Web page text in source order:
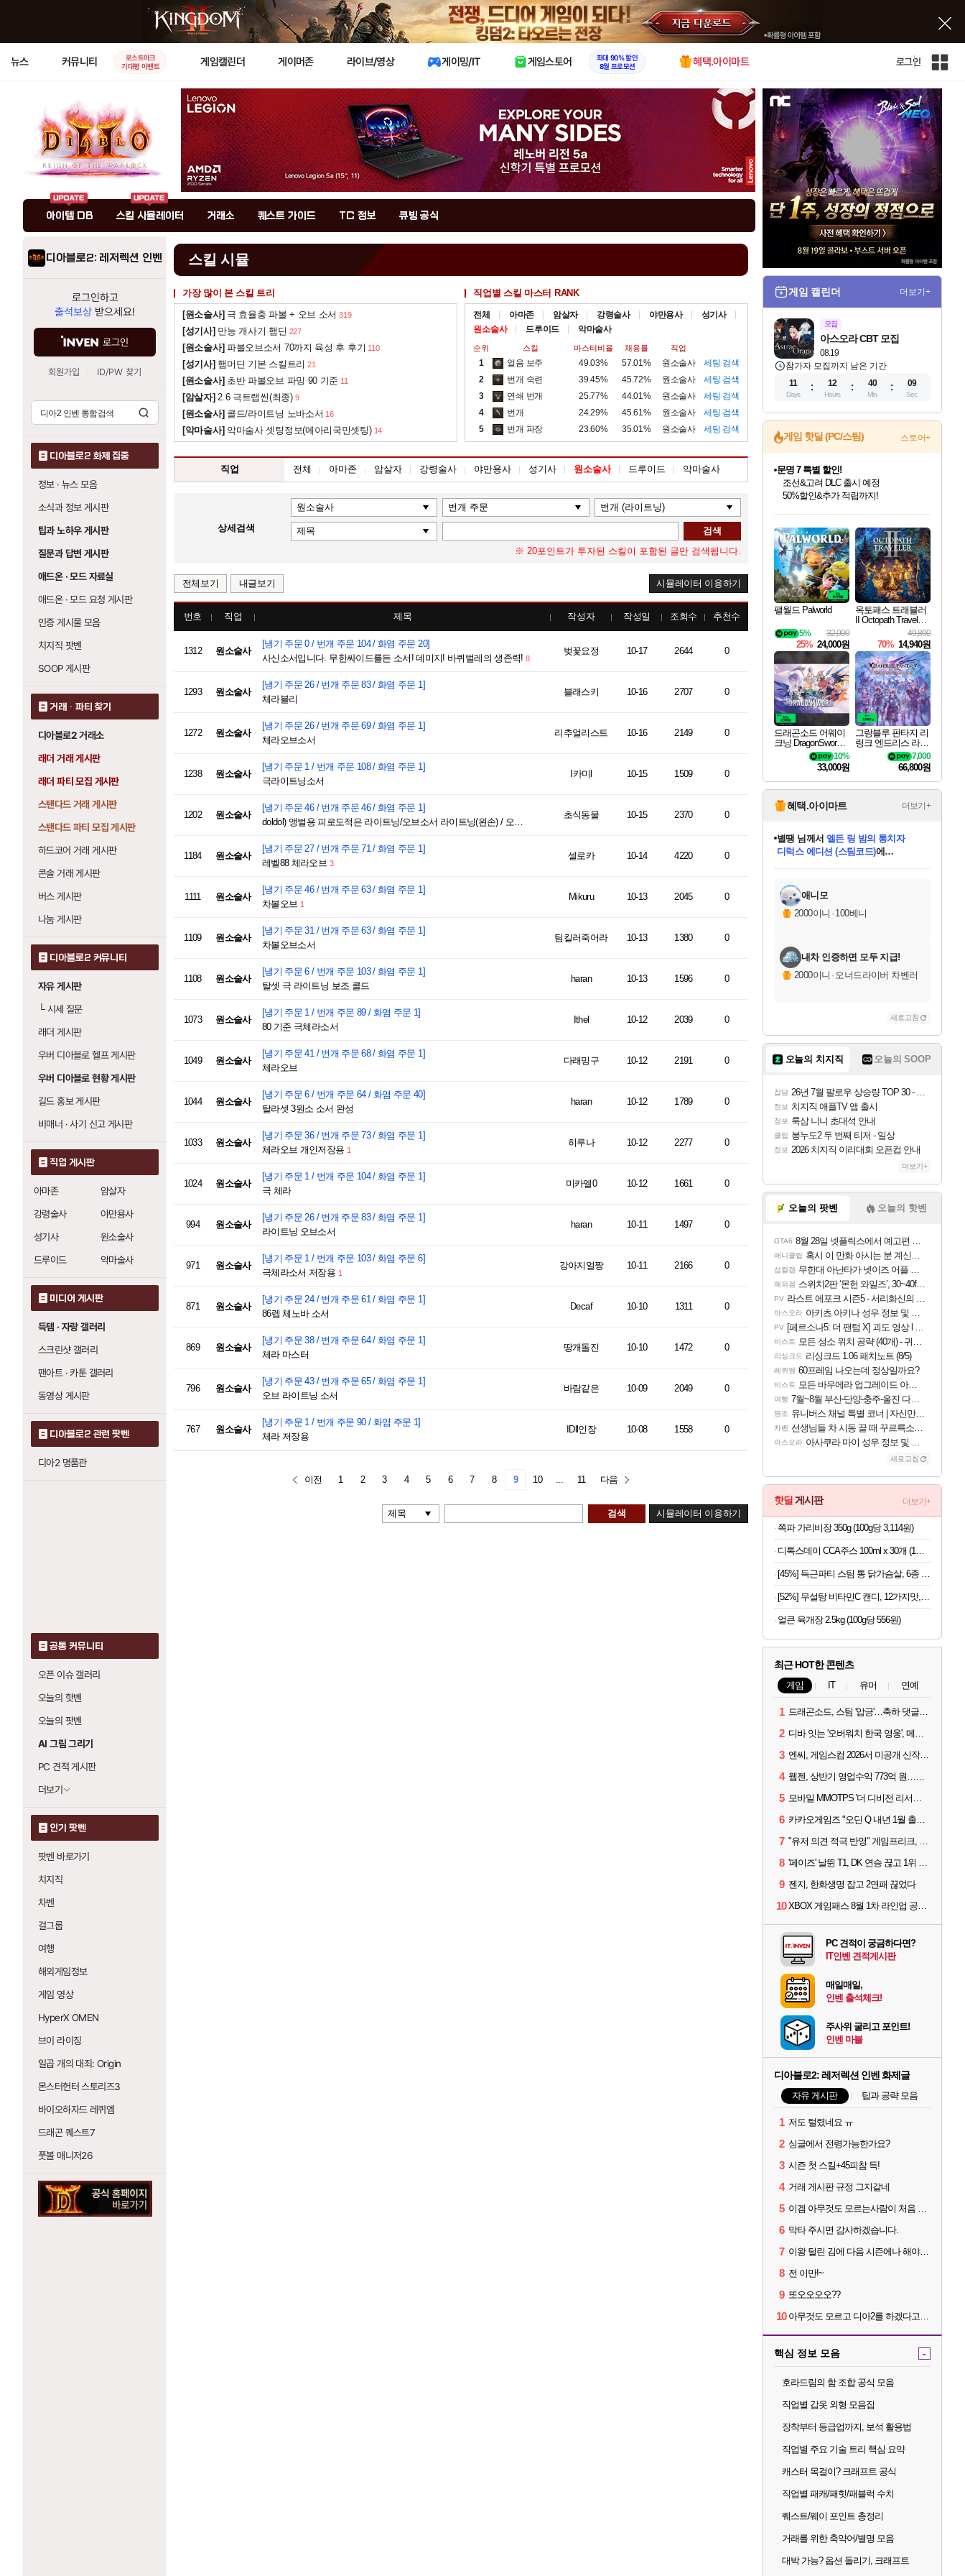
X
뉴스 커뮤니티
로스트아크
기대평 이벤트
게임캘린더 게이머존 라이브/영상 게이밍/IT 게임스토어
최대 90% 할인
8월 프로모션
혜택.아이마트 로그인
인
전
체
사
아이템 DB 스킬 시뮬레이터 거래소 퀘스트 가이드 TC 정보 큐빙 공식
디아블로2: 레저렉션 인벤
로그인하고
출석보상 받으세요!
로그인
회원가입 ID/PW 찾기
디아블로2 화제 집중
정보 · 뉴스 모음
소식과 정보 게시판
팁과 노하우 게시판
질문과 답변 게시판
애드온 · 모드 자료실
애드온 · 모드 요청 게시판
인증 게시물 모음
치지직 팟벤
SOOP 게시판
거래 · 파티 찾기
디아블로2 거래소
래더 거래 게시판
래더 파티 모집 게시판
스탠다드 거래 게시판
스탠다드 파티 모집 게시판
하드코어 거래 게시판
콘솔 거래 게시판
버스 게시판
나눔 게시판
디아블로2 커뮤니티
자유 게시판
└시세 질문
래더 게시판
우버 디아블로 헬프 게시판
우버 디아블로 현황 게시판
길드 홍보 게시판
비매너 · 사기 신고 게시판
직업 게시판
아마존
암살자
강령술사
야만용사
성기사
원소술사
드루이드
악마술사
미디어 게시판
득템 · 자랑 갤러리
스크린샷 갤러리
팬아트 · 카툰 갤러리
동영상 게시판
디아블로2 관련 팟벤
디아2 명품관
공통 커뮤니티
오픈 이슈 갤러리
오늘의 핫벤
오늘의 팟벤
AI 그림 그리기
PC 견적 게시판
더보기
인기 팟벤
팟벤 바로가기
치지직
차벤
걸그룹
여행
해외게임정보
게임 영상
HyperX OMEN
브이 라이징
일곱 개의 대죄: Origin
몬스터헌터 스토리즈3
바이오하자드 레퀴엠
드래곤 퀘스트7
풋볼 매니저26
스킬 시뮬
가장 많이 본 스킬 트리
[원소술사] 극 효율충 파볼 + 오브 소서 319
[성기사] 만능 개사기 햄딘 227
[원소술사] 파볼오브소서 70까지 육성 후 후기 110
[성기사] 햄머딘 기본 스킬트리 21
[원소술사] 초반 파볼오브 파밍 90 기준 11
[암살자] 2.6 극트랩씬(최종) 9
[원소술사] 콜드/라이트닝 노바소서 16
[악마술사] 악마술사 셋팅정보(메아리국민셋팅) 14
직업별 스킬 마스터 RANK
전체 아마존 암살자 강령술사 야만용사
성기사
원소술사
드루이드 악마술사
순위 스킬 마스터비율 채용률 직업
1 얼음 보주 49.03% 57.01% 원소술사 세팅 검색
2
번개 숙련 39.45% 45.72% 원소술사 세팅 검색
3
연쇄 번개 25.77% 44.01% 원소술사 세팅 검색
4
번개 24.29% 45.61% 원소술사 세팅 검색
5
번개 파장 23.60% 35.01% 원소술사 세팅 검색
직업 전체 아마존 암살자 강령술사 야만용사 성기사 원소술사 드루이드 악마술사
상세검색
검색
※ 20포인트가 투자된 스킬이 포함된 글만 검색됩니다.
전체보기 내글보기 시뮬레이터 이용하기
번호 직업 제목 작성자 작성일 조회수 추천수
1312 원소술사
[냉기 주문 0 / 번개 주문 104 / 화염 주문 20]
사신소서입니다. 무한싸이드를든 소서! 데미지! 바퀴벌레의 생존력! 8
벚꽃요정 10-17 2644 0
1293 원소술사
[냉기 주문 26 / 번개 주문 83 / 화염 주문 1]
체라블리
블래스키 10-16 2707 0
1272 원소술사
[냉기 주문 26 / 번개 주문 69 / 화염 주문 1]
체라오브소서
리추얼리스트 10-16 2149 0
1238 원소술사
[냉기 주문 1 / 번개 주문 108 / 화염 주문 1]
극라이트닝소서
I카미l 10-15 1509 0
1202 원소술사
[냉기 주문 46 / 번개 주문 46 / 화염 주문 1]
doldol) 앵벌용 피로도적은 라이트닝/오브소서 라이트닝(왼손) / 오브(오른손)
초식동물 10-15 2370 0
1184 원소술사
[냉기 주문 27 / 번개 주문 71 / 화염 주문 1]
레벨88 체라오브 3
셀로카 10-14 4220 0
1111 원소술사
[냉기 주문 46 / 번개 주문 63 / 화염 주문 1]
차볼오브 1
Mikuru 10-13 2045 0
1109 원소술사
[냉기 주문 31 / 번개 주문 63 / 화염 주문 1]
차볼오브소서
팀킬러죽어라 10-13 1380 0
1108 원소술사
[냉기 주문 6 / 번개 주문 103 / 화염 주문 1]
탈셋 극 라이트닝 보조 콜드
haran 10-13 1596 0
1073 원소술사
[냉기 주문 1 / 번개 주문 89 / 화염 주문 1]
80 기준 극체라소서
Ithel 10-12 2039 0
1049 원소술사
[냉기 주문 41 / 번개 주문 68 / 화염 주문 1]
체라오브
다래밍구 10-12 2191 0
1044 원소술사
[냉기 주문 6 / 번개 주문 64 / 화염 주문 40]
탈라셋 3원소 소서 완성
haran 10-12 1789 0
1033 원소술사
[냉기 주문 36 / 번개 주문 73 / 화염 주문 1]
체라오브 개인저장용 1
히루나 10-12 2277 0
1024 원소술사
[냉기 주문 1 / 번개 주문 104 / 화염 주문 1]
극 체라
미카엘0 10-12 1661 0
994 원소술사
[냉기 주문 26 / 번개 주문 83 / 화염 주문 1]
라이트닝 오브소서
haran 10-11 1497 0
971 원소술사
[냉기 주문 1 / 번개 주문 103 / 화염 주문 6]
극체라소서 저장용 1
강아지얼짱 10-11 2166 0
871 원소술사
[냉기 주문 24 / 번개 주문 61 / 화염 주문 1]
86렙 체노바 소서
Decaf 10-10 1311 0
869 원소술사
[냉기 주문 38 / 번개 주문 64 / 화염 주문 1]
체라 마스터
땅개돌진 10-10 1472 0
796 원소술사
[냉기 주문 43 / 번개 주문 65 / 화염 주문 1]
오브 라이트닝 소서
바람같은 10-09 2049 0
767 원소술사
[냉기 주문 1 / 번개 주문 90 / 화염 주문 1]
체라 저장용
IDll인장 10-08 1558 0
이전 1 2 3 4 5 6 7 8 9 10 ... 11 다음
검색 시뮬레이터 이용하기
게임 캘린더 더보기+
모집
08.19
아스오라 CBT 모집
참가자 모집까지 남은 기간
11
Days
12
Hours
40
Min
08
Sec
게임 핫딜 (PC/스팀) 스토어+
최대 90% 할인가를 만나보세요!
네이버혜택과 함께 만나보세요!
문명 7 특별 할인!
조선&고려 DLC 출시 예정
50%할인&추가 적립까지!
마블 투혼 파이팅 소울즈 정식출시!
마블 히어로 총 출동&화려한 격투!
이니&베니 혜택까지!
네이버 혜택가와 함께 예약하세요!
할인&네이버혜택으로 만나보세요!
네이버페이 혜택과 만나보세요!
40주년 프로모션으로 만나보세요!
할인가에 만나보세요!
일부 에디션 상시 할인!
혜택으로 예약 판매 중
편안하게 충전하세요
팰월드 Palworld
32,000
5%
25% 24,000원
옥토패스 트래블러
II Octopath Traveler I
49,800
70% 14,940원
드래곤소드 어웨이
크닝 DragonSword A
10%
33,000원
그랑블루 판타지 리
링크 엔드리스 라그
나로크 Granblue Fa
ntasy Relink Endless
7,000
66,800원
혜택.아이마트 더보기+
교환.
당첨되셨습니다.
니코 님께서 (본편포함) 데이브 더
다이버 인 더 정글 번들 (스팀코드)
당첨되셨습니다.
당첨되셨습니다.
당첨되셨습니다.
당첨되셨습니다.
당첨되셨습니다.
에디션 (스팀코드)
당첨되셨습니다.
애니모
2000이니 · 100베니
내차 인증하면 모두 지급!
2000이니 · 오너드라이버 차벤러
새로고침
오늘의 치지직 오늘의 SOOP
잡담 26년 7월 팔로우 상승량 TOP 30 - 월간 치지직
정보 치지직 애플TV 앱 출시
정보 룩삼 니니 초대석 안내
클립 봉누도2 두 번째 티저 - 일상
정보 2026 치지직 이리대회 오픈컵 안내
더보기+
오늘의 팟벤 오늘의 핫벤
GTA6 8월 28일 넷플릭스에서 예고편 공개 예정
애니클립 혹시 이 만화 아시는 분 계신가요
섭컬겜 무한대 아난타가 넷이즈 어플 달력에 일정 등록
해외겜 스위치2판 ‘몬헌 와일즈’, 30~40fps 목표 추정
PV 라스트 에포크 시즌5 - 서리화신의 분노 티저
아스오라 아키츠 아키나 성우 정보 및 주요 필모
PV [페르소나5: 더 팬텀 X] 괴도 영상 l 타카마키 안·댄싱 스타
비스트 모든 성소 위치 공략 (40개) - 귀환한 영혼 도전과제
리싱크드 리싱크드 1.06 패치노트 (8/5)
레퀴엠 60프레임 나오는데 정상일까요?
비스트 모든 바우에라 업그레이드 아이템 획득 위치 공략 (89개)
여행 7월~8월 부산-단양-충주-울진 다녀왔어요~
명조 유니버스 채널 특별 코너 | 자신만의 스타일
차벤 선생님들 차 시동 끌 때 꾸르륵소리나는데
아스오라 아사쿠라 마이 성우 정보 및 주요 필모
새로고침
핫딜 게시판 더보기+
쪽파 가리비장 350g (100g당 3,114원)
얼큰 육개장 2.5kg (100g당 556원)
최근 HOT한 콘텐츠
게임 IT 유머 연예
1 드래곤소드, 스팀 '압긍'…축하 댓글 달고 게임 코드 받자!
2 디바 잇는 '오버워치 한국 영웅', 메카 파일럿 디몬 나온다
3 엔씨, 게임스컴 2026서 미공개 신작 최초 공개
4 웹젠, 상반기 영업수익 773억 원…순이익 89% 증가
5 모바일 MMOTPS '더 디비전 리서전스', 6일 스팀에도 출시
6 카카오게임즈 "오딘 Q 내년 1월 출시, 연기는 없다"
7 "유저 의견 적극 반영" 게임프리크, 비스트 오브 리인카네이션 개선 나선다
8 '페이즈' 날뛴 T1, DK 연승 끊고 1위 지켜
9 젠지, 한화생명 잡고 2연패 끊었다
10 XBOX 게임패스 8월 1차 라인업 공개... '비스트 오브 리인카네이션' 즉시 합류
PC 견적이 궁금하다면?
IT인벤 견적게시판
매일매일,
인벤 출석체크!
주사위 굴리고 포인트!
인벤 마블
디아블로2: 레저렉션 인벤 화제글
자유 게시판 팁과 공략 모음
1 저도 털렸네요 ㅠ
2 싱글에서 전령가능한가요?
3 시즌 첫 스킬+45피참 득!
4 거래 게시판 규정 그지같네
5 이겜 아무것도 모르는사람이 처음 시작하기 괜찮나요?
6 막타 주시면 감사하겠습니다.
7 이왕 털린 김에 다음 시즌에나 해야겠네요
8 전 이만!~
9 또오오오오??
10 아무것도 모르고 디아2를 하겠다고요???
핵심 정보 모음 -
호라드림의 함 조합 공식 모음
직업별 갑옷 외형 모음집
장착부터 등급업까지, 보석 활용법
직업별 주요 기술 트리 핵심 요약
캐스터 목걸이? 크래프트 공식
직업별 패캐/패힛/패블럭 수치
퀘스트/웨이 포인트 총정리
거래를 위한 축약어/별명 모음
대박 가능? 옵션 돌리기, 크래프트